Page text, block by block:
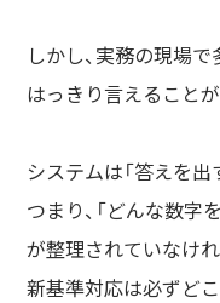
しかし、実務の現場
はっきり言えることが
システムは「答えを
つまり、「どんな数字
が整理されていなけれ
新基準対応は必ずど